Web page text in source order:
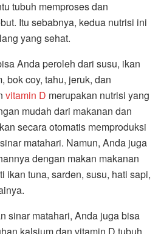
tubuh memproses dan
Itu sebabnya, kedua nutrisi ini
yang sehat.
Anda peroleh dari susu, ikan
bok coy, tahu, jeruk, dan
vitamin D merupakan nutrisi yang
mudah dari makanan dan
secara otomatis memproduksi
matahari. Namun, Anda juga
dengan makan makanan
ikan tuna, sarden, susu, hati sapi,
sinar matahari, Anda juga bisa
kalsium dan vitamin D tubuh